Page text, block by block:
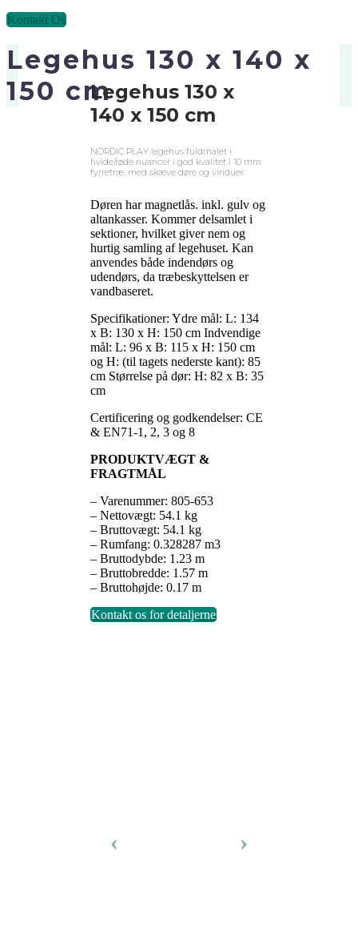
Kontakt Os
Legehus 130 x 140 x
150 cmLegehus 130 x
140 x 150 cm
NORDIC PLAY legehus fuldmalet i
hvide/røde nuancer i god kvalitet i 10 mm
fyrretræ. med skæve døre og vinduer.
Døren har magnetlås. inkl. gulv og
altankasser. Kommer delsamlet i
sektioner, hvilket giver nem og
hurtig samling af legehuset. Kan
anvendes både indendørs og
udendørs, da træbeskyttelsen er
vandbaseret.
Specifikationer: Ydre mål: L: 134
x B: 130 x H: 150 cm Indvendige
mål: L: 96 x B: 115 x H: 150 cm
og H: (til tagets nederste kant): 85
cm Størrelse på dør: H: 82 x B: 35
cm
Certificering og godkendelser: CE
& EN71-1, 2, 3 og 8
PRODUKTVÆGT &
FRAGTMÅL
– Varenummer: 805-653
– Nettovægt: 54.1 kg
– Bruttovægt: 54.1 kg
– Rumfang: 0.328287 m3
– Bruttodybde: 1.23 m
– Bruttobredde: 1.57 m
– Bruttohøjde: 0.17 m
Kontakt os for detaljerne